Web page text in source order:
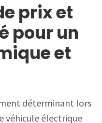
prix et
pour un
et
déterminant lors
véhicule électrique